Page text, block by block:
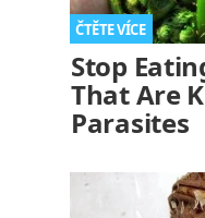
Stop
That Are
Parasites